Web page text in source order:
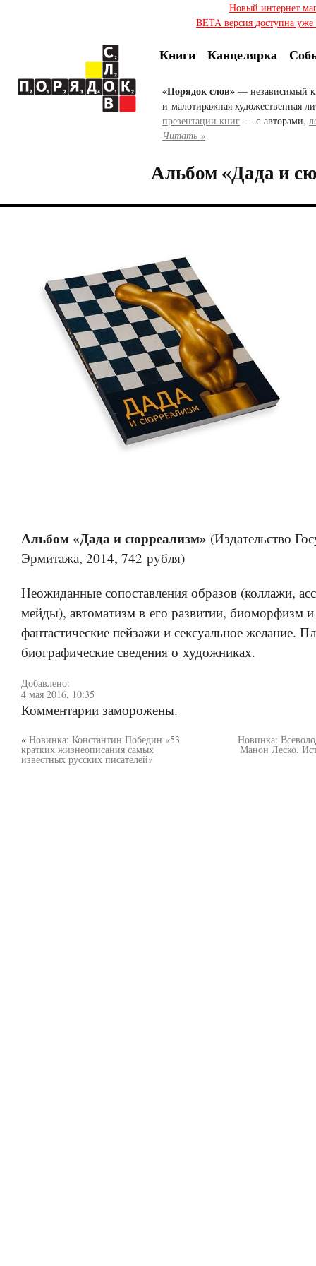
Новый интернет
BETA версия доступна
Книги Канцелярка
«Порядок слов» — независимый
и малотиражная художественная
презентации книг — с авторами,
Читать »
Альбом «Дада и
Альбом «Дада и сюрреализм» (Издательство
Эрмитажа, 2014, 742 рубля)
Неожиданные сопоставления образов (коллажи,
мейды), автоматизм в его развитии, биоморфизм
фантастические пейзажи и сексуальное желание.
биографические сведения о художниках.
Добавлено:
4 мая 2016, 10:35
Комментарии заморожены.
« Новинка: Константин Победин «53
кратких жизнеописания самых
известных русских писателей»
Новинка:
Манон Леско.